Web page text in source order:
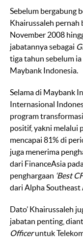
Sebelum bergabung
Khairussaleh pernah
November 2008
jabatannya sebagai
tiga tahun sebelum
Maybank Indonesia.
Selama di Maybank
Internasional
program
positif, yakni melalui
mencapai 81% di
juga menerima
dari FinanceAsia
penghargaan ‘Best
dari Alpha Southeast
Dato’ Khairussaleh
jabatan penting,
Officeruntuk